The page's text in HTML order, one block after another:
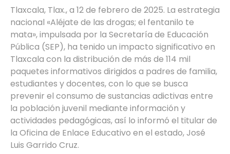
Tlaxcala, Tlax., a 12 de febrero de 2025. La estrategia
nacional «Aléjate de las drogas; el fentanilo te
mata», impulsada por la Secretaría de Educación
Pública (SEP), ha tenido un impacto significativo en
Tlaxcala con la distribución de más de 114 mil
paquetes informativos dirigidos a padres de familia,
estudiantes y docentes, con lo que se busca
prevenir el consumo de sustancias adictivas entre
la población juvenil mediante información y
actividades pedagógicas, así lo informó el titular de
la Oficina de Enlace Educativo en el estado, José
Luis Garrido Cruz.